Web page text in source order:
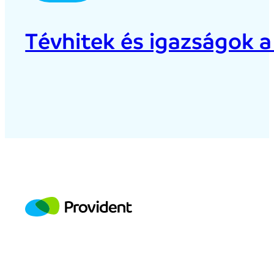
Tévhitek és igazságok